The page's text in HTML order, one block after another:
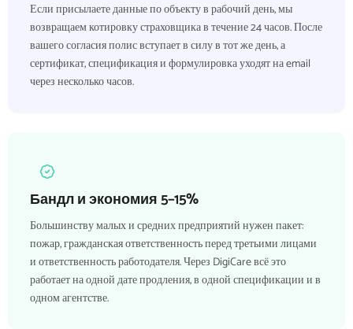
Если присылаете данные по объекту в рабочий день, мы
возвращаем котировку страховщика в течение 24 часов. После
вашего согласия полис вступает в силу в тот же день, а
сертификат, спецификация и формулировка уходят на email
через несколько часов.
Бандл и экономия 5–15%
Большинству малых и средних предприятий нужен пакет:
пожар, гражданская ответственность перед третьими лицами
и ответственность работодателя. Через DigiCare всё это
работает на одной дате продления, в одной спецификации и в
одном агентстве.